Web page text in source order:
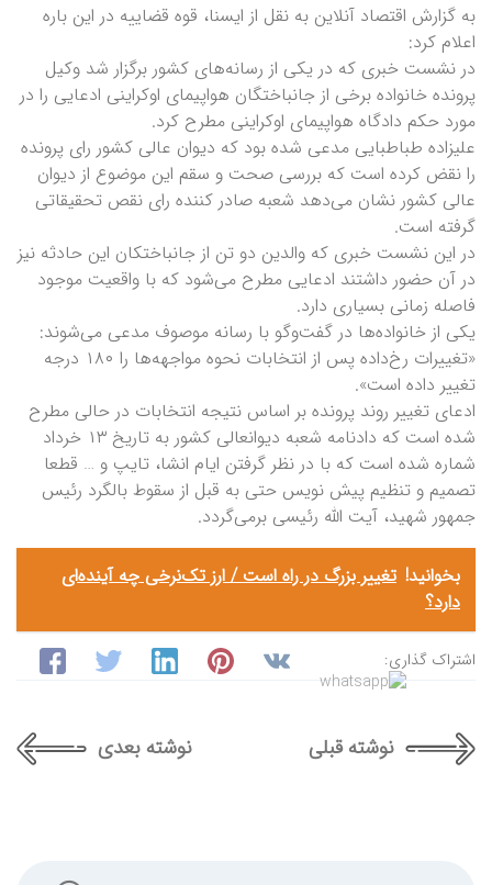
به گزارش اقتصاد آنلاین به نقل از ایسنا، قوه قضاییه در این باره
اعلام کرد:
در نشست خبری که در یکی از رسانه‌های کشور برگزار شد وکیل
پرونده خانواده برخی از جانباختگان هواپیمای اوکراینی ادعایی را در
مورد حکم دادگاه هواپیمای اوکراینی مطرح کرد.
علیزاده طباطبایی مدعی شده بود که دیوان عالی کشور رای پرونده
را نقض کرده است که بررسی صحت و سقم این موضوع از دیوان
عالی کشور نشان می‌دهد شعبه صادر کننده رای نقص تحقیقاتی
گرفته است.
در این نشست خبری که والدین دو تن از جانباختکان این حادثه نیز
در آن حضور داشتند ادعایی مطرح می‌شود که با واقعیت موجود
فاصله زمانی بسیاری دارد.
یکی از خانواده‌ها در گفت‌وگو با رسانه موصوف مدعی می‌شوند:
«تغییرات رخ‌داده پس از انتخابات نحوه مواجهه‌ها را ۱۸۰ درجه
تغییر داده است».
ادعای تغییر روند پرونده بر اساس نتیجه انتخابات در حالی مطرح
شده است که دادنامه شعبه دیوانعالی کشور به تاریخ ۱۳ خرداد
شماره شده است که با در نظر گرفتن ایام انشا، تایپ و … قطعا
تصمیم و تنظیم پیش نویس حتی به قبل از سقوط بالگرد رئیس
جمهور شهید، آیت الله رئیسی برمی‌گردد.
بخوانید! تغییر بزرگ در راه است / ارز تک‌نرخی چه آینده‌ای
دارد؟
اشتراک گذاری:
نوشته قبلی نوشته بعدی